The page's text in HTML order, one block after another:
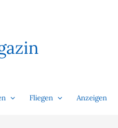
Fliegen Anzeigen